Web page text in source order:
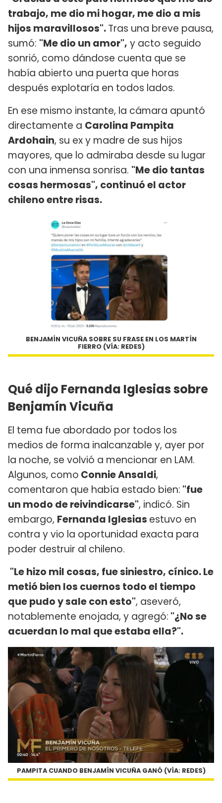
trabajo, me dio mi hogar, me dio a mis
hijos maravillosos".Tras una breve pausa,
sumó: "Me dio un amor", y acto seguido
sonrió, como dándose cuenta que se
había abierto una puerta que horas
después explotaría en todos lados.
En ese mismo instante, la cámara apuntó
directamente a Carolina Pampita
Ardohain, su ex y madre de sus hijos
mayores, que lo admiraba desde su lugar
con una inmensa sonrisa. "Me dio tantas
cosas hermosas", continuó el actor
chileno entre risas.
BENJAMÍN VICUÑA SOBRE SU FRASE EN LOS MARTÍN
FIERRO (VÍA: REDES)
Qué dijo Fernanda Iglesias sobre
Benjamín Vicuña
El tema fue abordado por todos los
medios de forma inalcanzable y, ayer por
la noche, se volvió a mencionar en LAM.
Algunos, como Connie Ansaldi,
comentaron que había estado bien: "fue
un modo de reivindicarse", indicó. Sin
embargo, Fernanda Iglesias estuvo en
contra y vio la oportunidad exacta para
poder destruir al chileno.
"Le hizo mil cosas, fue siniestro, cínico. Le
metió bien los cuernos todo el tiempo
que pudo y sale con esto", aseveró,
notablemente enojada, y agregó: "¿No se
acuerdan lo mal que estaba ella?".
PAMPITA CUANDO BENJAMÍN VICUÑA GANÓ (VÍA: REDES)